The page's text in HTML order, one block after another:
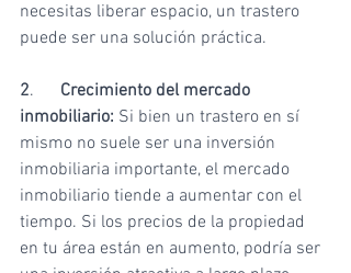
necesitas liberar espacio, un trastero
puede ser una solución práctica.
2. Crecimiento del mercado
inmobiliario: Si bien un trastero en sí
mismo no suele ser una inversión
inmobiliaria importante, el mercado
inmobiliario tiende a aumentar con el
tiempo. Si los precios de la propiedad
en tu área están en aumento, podría ser